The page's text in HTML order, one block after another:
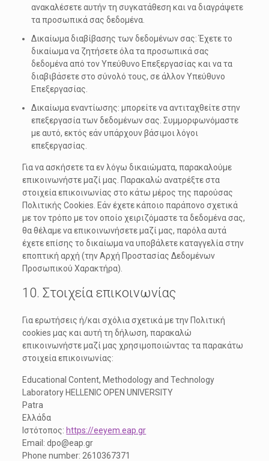
ανακαλέσετε αυτήν τη συγκατάθεση και να διαγράψετε
τα προσωπικά σας δεδομένα.
Δικαίωμα διαβίβασης των δεδομένων σας: Έχετε το
δικαίωμα να ζητήσετε όλα τα προσωπικά σας
δεδομένα από τον Υπεύθυνο Επεξεργασίας και να τα
διαβιβάσετε στο σύνολό τους, σε άλλον Υπεύθυνο
Επεξεργασίας.
Δικαίωμα εναντίωσης: μπορείτε να αντιταχθείτε στην
επεξεργασία των δεδομένων σας. Συμμορφωνόμαστε
με αυτό, εκτός εάν υπάρχουν βάσιμοι λόγοι
επεξεργασίας.
Για να ασκήσετε τα εν λόγω δικαιώματα, παρακαλούμε
επικοινωνήστε μαζί μας. Παρακαλώ ανατρέξτε στα
στοιχεία επικοινωνίας στο κάτω μέρος της παρούσας
Πολιτικής Cookies. Εάν έχετε κάποιο παράπονο σχετικά
με τον τρόπο με τον οποίο χειριζόμαστε τα δεδομένα σας,
θα θέλαμε να επικοινωνήσετε μαζί μας, παρόλα αυτά
έχετε επίσης το δικαίωμα να υποβάλετε καταγγελία στην
εποπτική αρχή (την Αρχή Προστασίας Δεδομένων
Προσωπικού Χαρακτήρα).
10. Στοιχεία επικοινωνίας
Για ερωτήσεις ή/και σχόλια σχετικά με την Πολιτική
cookies μας και αυτή τη δήλωση, παρακαλώ
επικοινωνήστε μαζί μας χρησιμοποιώντας τα παρακάτω
στοιχεία επικοινωνίας:
Educational Content, Methodology and Technology
Laboratory HELLENIC OPEN UNIVERSITY
Patra
Ελλάδα
Ιστότοπος: https://eeyem.eap.gr
Email:dpo@eap.gr
Phone number: 2610367371